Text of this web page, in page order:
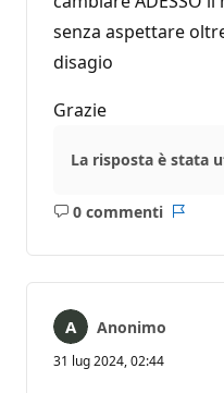
senza aspettare
disagio
Grazie
La risposta è stata
0 commenti
Nessun
Anonimo
31 lug 2024, 02:44